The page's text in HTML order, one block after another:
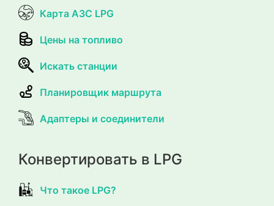
Карта АЗС LPG
Цены на топливо
Искать станции
Планировщик маршрута
Адаптеры и соединители
Конвертировать в LPG
Что такое LPG?